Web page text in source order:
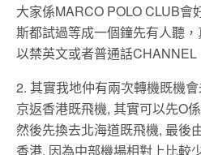
大家係MARCO POLO CLUB會
斯都試過等成一個鐘先有人聽
以禁英文或者普通話CHANNEL
2. 其實我地仲有兩次轉機既機
京返香港既飛機, 其實可以先O
然後先換去北海道既飛機, 最後
香港, 因為中部機場相對上比較